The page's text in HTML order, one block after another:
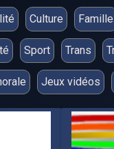
Culture Famille
Sport Trans
Jeux vidéos